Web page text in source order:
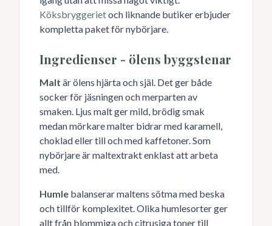
Köksbryggerietoch liknande butiker erbjuder
kompletta paket för nybörjare.
Ingredienser - ölens byggstenar
Malt är ölens hjärta och själ. Det ger både
socker för jäsningen och merparten av
smaken. Ljus malt ger mild, brödig smak
medan mörkare malter bidrar med karamell,
choklad eller till och med kaffetoner. Som
nybörjare är maltextrakt enklast att arbeta
med.
Humle balanserar maltens sötma med beska
och tillför komplexitet. Olika humlesorter ger
allt från blommiga och citrusiga toner till